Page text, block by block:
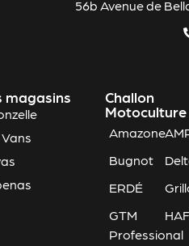
56b Avenue de
magasins
Challon
Motoculture
Amazone
Bugnot
ERDÉ
GTM
Professional